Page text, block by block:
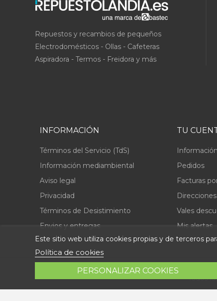
Repuestos y recambios de pequeños
Electrodomésticos - Ollas - Cafeteras
Aspiradora - Termos - Freidora y más
Este sitio web utiliza cookies propias y de terceros
Política de cookies
PERSONALIZAR COOKIES
INFORMACIÓN
Términos del Servicio (TdS)
Información mediambiental
Aviso legal
Privacidad
Términos de Desistimiento
Envios y entregas
TU
Pedidos
Facturas
Direcciones
Vales
Mis alertas
Todos